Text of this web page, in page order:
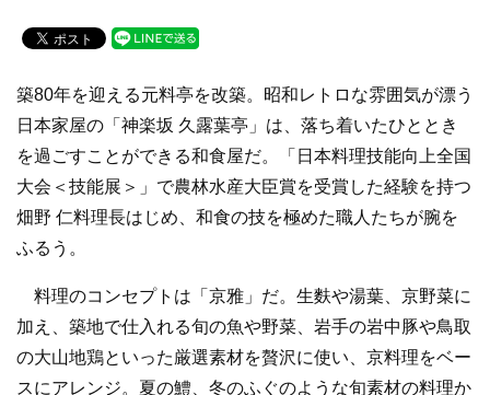
c
e
b
o
o
k
tt
er
e
築80年を迎える元料亭を改築。昭和レトロな雰囲気が漂う
日本家屋の「神楽坂 久露葉亭」は、落ち着いたひととき
を過ごすことができる和食屋だ。「日本料理技能向上全国
大会＜技能展＞」で農林水産大臣賞を受賞した経験を持つ
畑野 仁料理長はじめ、和食の技を極めた職人たちが腕を
ふるう。
料理のコンセプトは「京雅」だ。生麩や湯葉、京野菜に
加え、築地で仕入れる旬の魚や野菜、岩手の岩中豚や鳥取
の大山地鶏といった厳選素材を贅沢に使い、京料理をベー
スにアレンジ。夏の鱧、冬のふぐのような旬素材の料理か